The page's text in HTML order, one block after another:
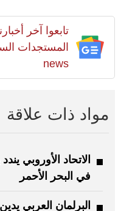
تابعوا آخر
news
مواد ذات علاقة
الاتحاد الأوروبي
في البحر الأحمر
البرلمان العربي